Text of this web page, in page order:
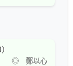
◎ 鄭以心